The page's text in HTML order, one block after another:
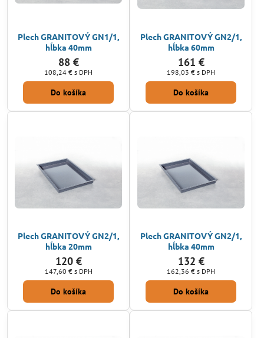
Plech GRANITOVÝ GN1/1,
hĺbka 40mm
88 €
108,24 € s DPH
Do košíka
Plech GRANITOVÝ GN2/1,
hĺbka 60mm
161 €
198,03 € s DPH
Do košíka
Plech GRANITOVÝ GN2/1,
hĺbka 20mm
120 €
147,60 € s DPH
Do košíka
Plech GRANITOVÝ GN2/1,
hĺbka 40mm
132 €
162,36 € s DPH
Do košíka